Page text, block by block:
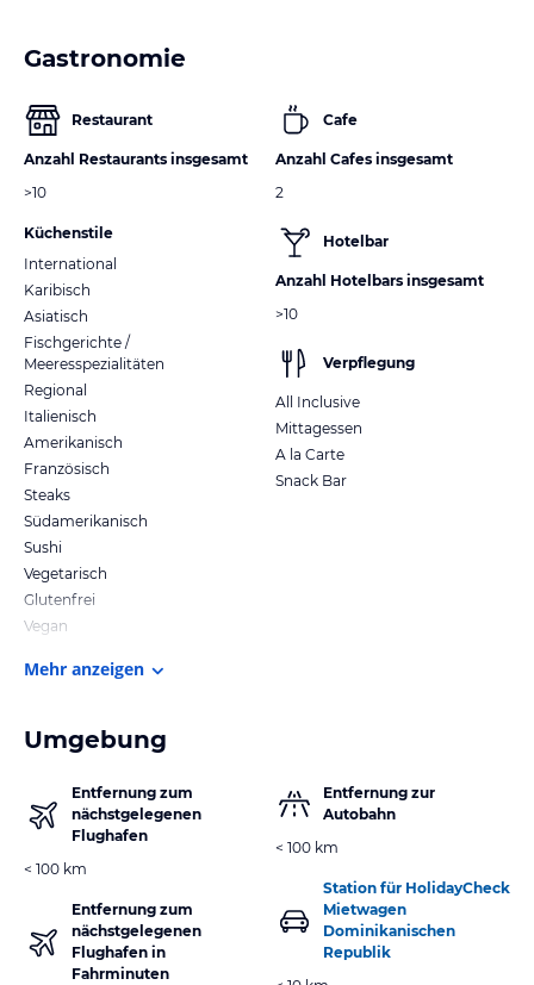
Gastronomie
Restaurant
Anzahl Restaurants insgesamt
>10
Küchenstile
International
Karibisch
Asiatisch
Fischgerichte /
Meeresspezialitäten
Regional
Italienisch
Amerikanisch
Französisch
Steaks
Südamerikanisch
Sushi
Vegetarisch
Glutenfrei
Vegan
Cafe
Anzahl Cafes insgesamt
2
Hotelbar
Anzahl Hotelbars insgesamt
>10
Verpflegung
All Inclusive
Mittagessen
A la Carte
Snack Bar
Mehr anzeigen
Umgebung
Entfernung zum
nächstgelegenen
Flughafen
< 100 km
Entfernung zum
nächstgelegenen
Flughafen in
Fahrminuten
Entfernung zur
Autobahn
< 100 km
Station für HolidayCheck
Mietwagen
Dominikanischen
Republik